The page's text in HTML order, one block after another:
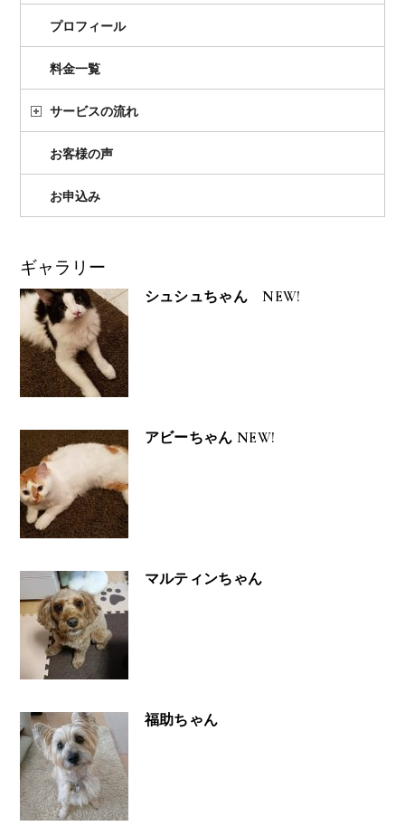
プロフィール
料金一覧
サービスの流れ
お客様の声
お申込み
ギャラリー
シュシュちゃん NEW!
アビーちゃん NEW!
マルティンちゃん
福助ちゃん